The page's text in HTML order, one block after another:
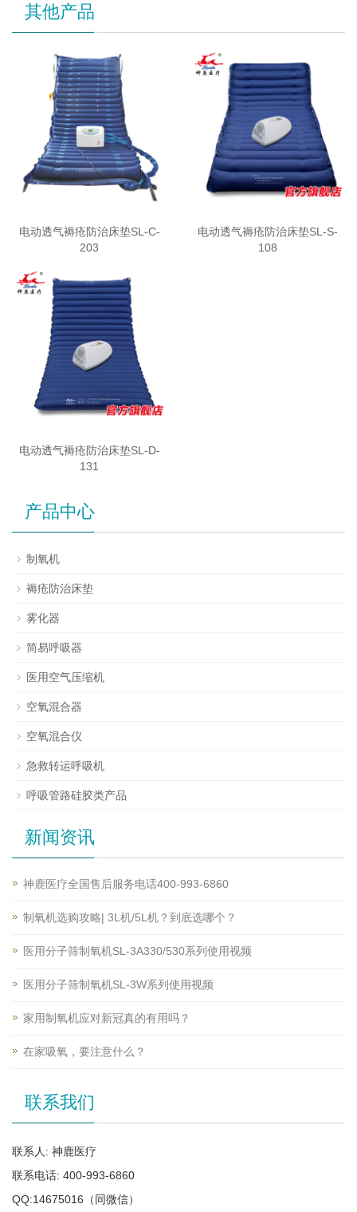
其他产品
电动透气褥疮防治床垫SL-C-
203
电动透气褥疮防治床垫SL-S-
108
电动透气褥疮防治床垫SL-D-
131
产品中心
制氧机
褥疮防治床垫
雾化器
简易呼吸器
医用空气压缩机
空氧混合器
空氧混合仪
急救转运呼吸机
呼吸管路硅胶类产品
新闻资讯
神鹿医疗全国售后服务电话400-993-6860
制氧机选购攻略| 3L机/5L机？到底选哪个？
医用分子筛制氧机SL-3A330/530系列使用视频
医用分子筛制氧机SL-3W系列使用视频
家用制氧机应对新冠真的有用吗？
在家吸氧，要注意什么？
联系我们
联系人: 神鹿医疗
联系电话: 400-993-6860
QQ:14675016（同微信）